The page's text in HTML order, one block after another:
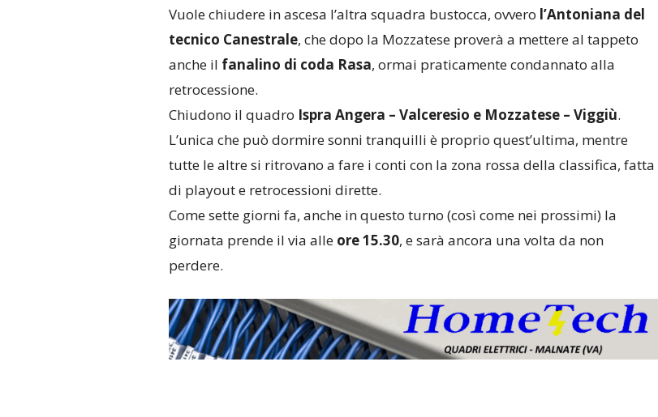
Vuole chiudere in ascesa l’altra squadra bustocca, ovvero l’Antoniana del
tecnico Canestrale, che dopo la Mozzatese proverà a mettere al tappeto
anche il fanalino di coda Rasa, ormai praticamente condannato alla
retrocessione.
Chiudono il quadro Ispra Angera – Valceresio e Mozzatese – Viggiù.
L’unica che può dormire sonni tranquilli è proprio quest’ultima, mentre
tutte le altre si ritrovano a fare i conti con la zona rossa della classifica, fatta
di playout e retrocessioni dirette.
Come sette giorni fa, anche in questo turno (così come nei prossimi) la
giornata prende il via alleore 15.30, e sarà ancora una volta da non
perdere.